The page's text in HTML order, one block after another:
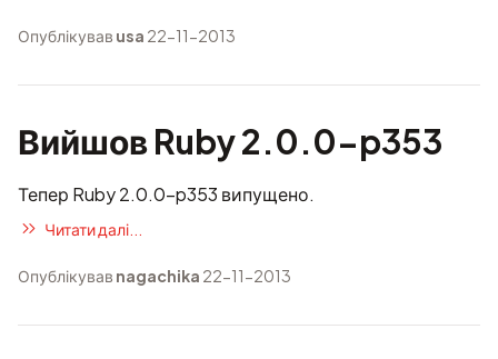
Опублікував usa 22-11-2013
Вийшов Ruby 2.0.0-p353
Тепер Ruby 2.0.0-p353 випущено.
Читати далі...
Опублікував nagachika 22-11-2013